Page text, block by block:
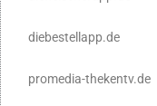
diebestellapp.de
promedia-thekentv.de